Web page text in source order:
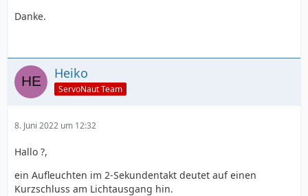
Danke.
Heiko
ServoNaut Team
8. Juni 2022 um 12:32
Hallo ?,
ein Aufleuchten im 2-Sekundentakt deutet auf einen
Kurzschluss am Lichtausgang hin.